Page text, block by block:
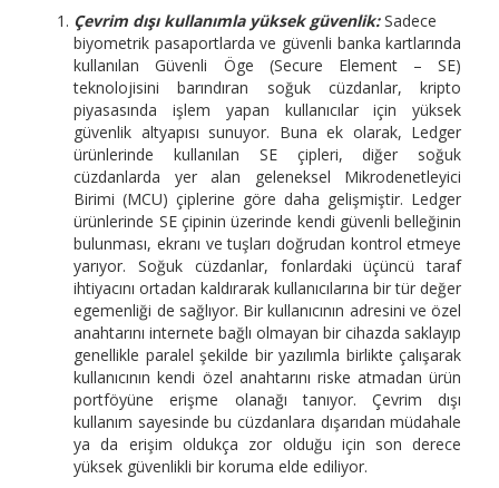
Çevrim dışı kullanımla yüksek güvenlik: Sadece
biyometrik pasaportlarda ve güvenli banka kartlarında
kullanılan Güvenli Öge (Secure Element – SE)
teknolojisini barındıran soğuk cüzdanlar, kripto
piyasasında işlem yapan kullanıcılar için yüksek
güvenlik altyapısı sunuyor. Buna ek olarak, Ledger
ürünlerinde kullanılan SE çipleri, diğer soğuk
cüzdanlarda yer alan geleneksel Mikrodenetleyici
Birimi (MCU) çiplerine göre daha gelişmiştir. Ledger
ürünlerinde SE çipinin üzerinde kendi güvenli belleğinin
bulunması, ekranı ve tuşları doğrudan kontrol etmeye
yarıyor. Soğuk cüzdanlar, fonlardaki üçüncü taraf
ihtiyacını ortadan kaldırarak kullanıcılarına bir tür değer
egemenliği de sağlıyor. Bir kullanıcının adresini ve özel
anahtarını internete bağlı olmayan bir cihazda saklayıp
genellikle paralel şekilde bir yazılımla birlikte çalışarak
kullanıcının kendi özel anahtarını riske atmadan ürün
portföyüne erişme olanağı tanıyor. Çevrim dışı
kullanım sayesinde bu cüzdanlara dışarıdan müdahale
ya da erişim oldukça zor olduğu için son derece
yüksek güvenlikli bir koruma elde ediliyor.